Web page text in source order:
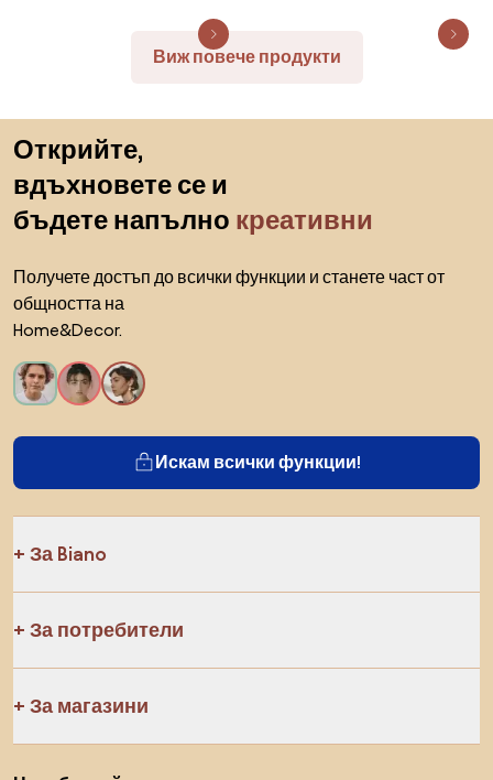
Виж повече продукти
Открийте,
вдъхновете се и
бъдете напълно креативни
Получете достъп до всички функции и станете част от
общността на
Home&Decor.
Искам всички функции!
За Biano
За потребители
За магазини